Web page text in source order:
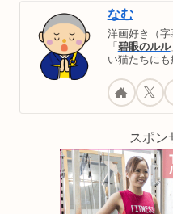
なむ
洋画好き（
「 碧眼のルル
い猫たちにも
スポン